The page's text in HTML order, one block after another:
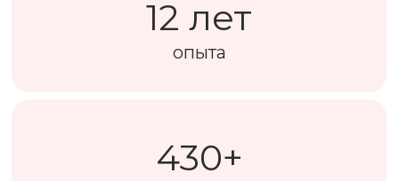
12 лет
опыта
430+